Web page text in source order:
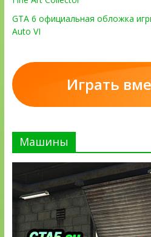
GTA 6 официальная обложка
Auto VI
Играть
Машины